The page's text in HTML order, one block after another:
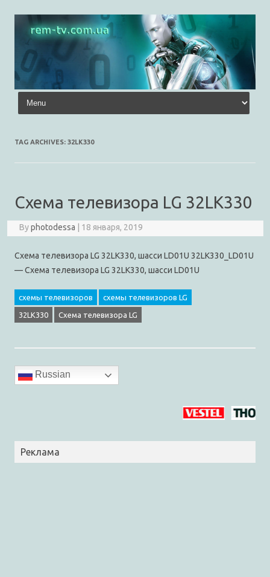
Skip to content
TAG ARCHIVES: 32LK330
Схема телевизора LG 32LK330
Byphotodessa 18 января, 2019
Схема телевизора LG 32LK330, шасси LD01U 32LK330_LD01U
— Схема телевизора LG 32LK330, шасси LD01U
схемы телевизоров схемы телевизоров LG
32LK330 Схема телевизора LG
Russian
Реклама